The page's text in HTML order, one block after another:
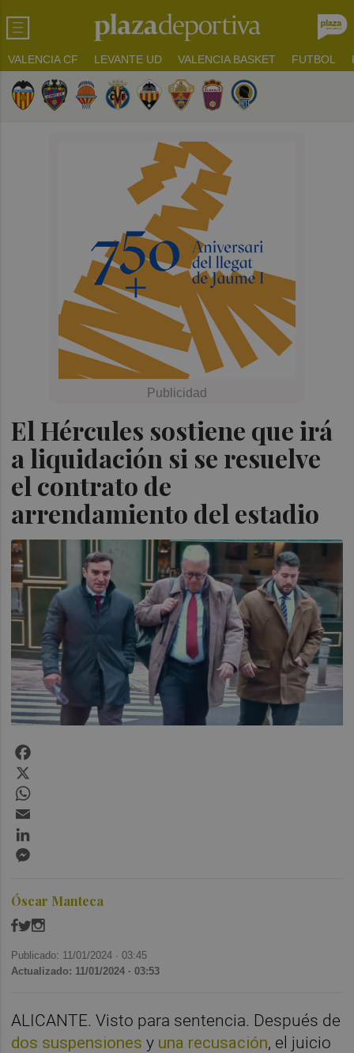
VALENCIA CF LEVANTE UD VALENCIA BASKET FUTBOL
El Hércules sostiene que irá
a liquidación si se resuelve
el contrato de
arrendamiento del estadio
Óscar Manteca
Publicado: 11/01/2024 ·03:45
Actualizado: 11/01/2024 · 03:53
ALICANTE. Visto para sentencia. Después de
dos suspensiones y una recusación, el juicio